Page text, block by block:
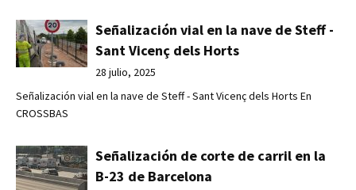
Señalización vial en la nave de Steff -
Sant Vicenç dels Horts
28 julio, 2025
Señalización vial en la nave de Steff - Sant Vicenç dels Horts En
CROSSBAS
Señalización de corte de carril en la
B-23 de Barcelona